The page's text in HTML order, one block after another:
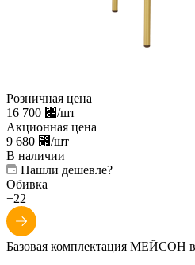
Розничная цена
16 700 ⃏/шт
Акционная цена
9 680 ⃏/шт
В наличии
Нашли дешевле?
Обивка
+22
Базовая комплектация МЕЙСОН